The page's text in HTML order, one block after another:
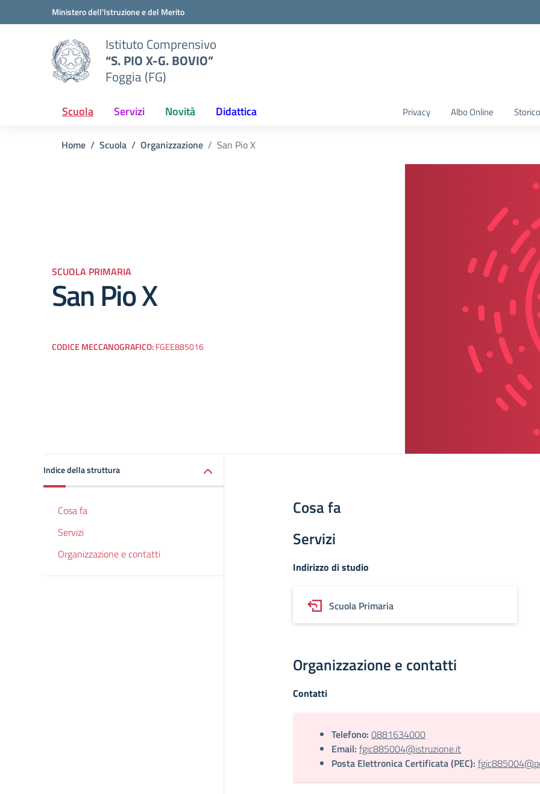
Vai ai contenuti
Vai al menu di navigazioneMinistero dell'Istruzione e del Merito
Istituto Comprensivo
“S. PIO X-G. BOVIO”
Foggia (FG)
Scuola Servizi Novità Didattica Privacy Albo Online
Home Scuola Organizzazione San Pio X
SCUOLA PRIMARIA
San Pio X
CODICE MECCANOGRAFICO:FGEE885016
Indice della struttura
Cosa fa
Servizi
Organizzazione e contatti
Cosa fa
Servizi
Indirizzo di studio
Scuola Primaria
Organizzazione e contatti
Contatti
Telefono: 0881634000
Email: fgic885004@istruzione.it
Posta Elettronica Certificata (PEC):